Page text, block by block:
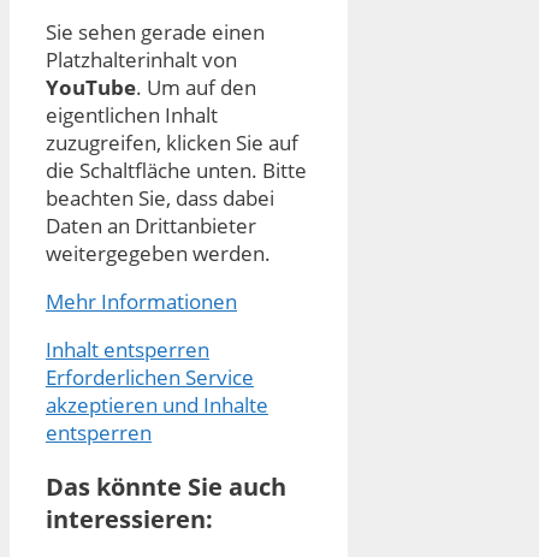
Sie sehen gerade einen
Platzhalterinhalt von
YouTube. Um auf den
eigentlichen Inhalt
zuzugreifen, klicken Sie auf
die Schaltfläche unten. Bitte
beachten Sie, dass dabei
Daten an Drittanbieter
weitergegeben werden.
Mehr Informationen
Inhalt entsperren
Erforderlichen Service
akzeptieren und Inhalte
entsperren
Das könnte Sie auch
interessieren: